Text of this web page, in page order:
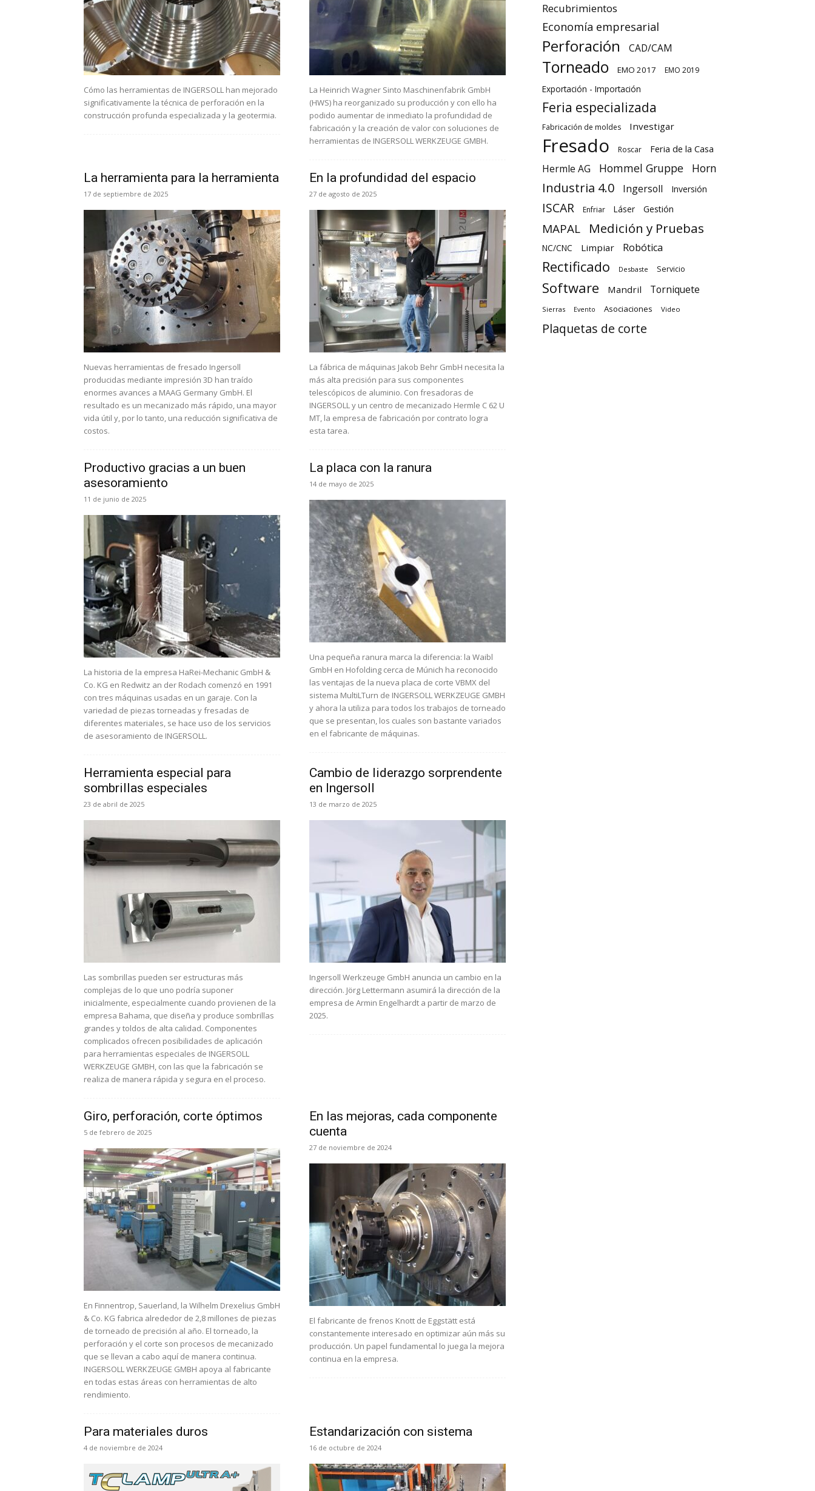
Cómo las herramientas de INGERSOLL han mejorado
significativamente la técnica de perforación en la
construcción profunda especializada y la geotermia.
La Heinrich Wagner Sinto Maschinenfabrik GmbH
(HWS) ha reorganizado su producción y con ello ha
podido aumentar de inmediato la profundidad de
fabricación y la creación de valor con soluciones de
herramientas de INGERSOLL WERKZEUGE GMBH.
La herramienta para la herramienta
17 de septiembre de 2025
Nuevas herramientas de fresado Ingersoll
producidas mediante impresión 3D han traído
enormes avances a MAAG Germany GmbH. El
resultado es un mecanizado más rápido, una mayor
vida útil y, por lo tanto, una reducción significativa de
costos.
En la profundidad del espacio
27 de agosto de 2025
La fábrica de máquinas Jakob Behr GmbH necesita la
más alta precisión para sus componentes
telescópicos de aluminio. Con fresadoras de
INGERSOLL y un centro de mecanizado Hermle C 62 U
MT, la empresa de fabricación por contrato logra
esta tarea.
Productivo gracias a un buen
asesoramiento
11 de junio de 2025
La historia de la empresa HaRei-Mechanic GmbH &
Co. KG en Redwitz an der Rodach comenzó en 1991
con tres máquinas usadas en un garaje. Con la
variedad de piezas torneadas y fresadas de
diferentes materiales, se hace uso de los servicios
de asesoramiento de INGERSOLL.
La placa con la ranura
14 de mayo de 2025
Una pequeña ranura marca la diferencia: la Waibl
GmbH en Hofolding cerca de Múnich ha reconocido
las ventajas de la nueva placa de corte VBMX del
sistema MultiLTurn de INGERSOLL WERKZEUGE GMBH
y ahora la utiliza para todos los trabajos de torneado
que se presentan, los cuales son bastante variados
en el fabricante de máquinas.
Herramienta especial para
sombrillas especiales
23 de abril de 2025
Las sombrillas pueden ser estructuras más
complejas de lo que uno podría suponer
inicialmente, especialmente cuando provienen de la
empresa Bahama, que diseña y produce sombrillas
grandes y toldos de alta calidad. Componentes
complicados ofrecen posibilidades de aplicación
para herramientas especiales de INGERSOLL
WERKZEUGE GMBH, con las que la fabricación se
realiza de manera rápida y segura en el proceso.
Cambio de liderazgo sorprendente
en Ingersoll
13 de marzo de 2025
Ingersoll Werkzeuge GmbH anuncia un cambio en la
dirección. Jörg Lettermann asumirá la dirección de la
empresa de Armin Engelhardt a partir de marzo de
2025.
Giro, perforación, corte óptimos
5 de febrero de 2025
En Finnentrop, Sauerland, la Wilhelm Drexelius GmbH
& Co. KG fabrica alrededor de 2,8 millones de piezas
de torneado de precisión al año. El torneado, la
perforación y el corte son procesos de mecanizado
que se llevan a cabo aquí de manera continua.
INGERSOLL WERKZEUGE GMBH apoya al fabricante
en todas estas áreas con herramientas de alto
rendimiento.
En las mejoras, cada componente
cuenta
27 de noviembre de 2024
El fabricante de frenos Knott de Eggstätt está
constantemente interesado en optimizar aún más su
producción. Un papel fundamental lo juega la mejora
continua en la empresa.
Para materiales duros
4 de noviembre de 2024
Estandarización con sistema
16 de octubre de 2024
Recubrimientos
Economía empresarial
Perforación CAD/CAM
Torneado EMO 2017 EMO 2019
Exportación - Importación
Feria especializada
Fabricación de moldes Investigar
Fresado Roscar Feria de la Casa
Hermle AG Hommel Gruppe Horn
Industria 4.0 Ingersoll Inversión
ISCAR Enfriar Láser Gestión
MAPAL Medición y Pruebas
NC/CNC Limpiar Robótica
Rectificado Desbaste Servicio
Software Mandril Torniquete
Sierras Evento Asociaciones Video
Plaquetas de corte